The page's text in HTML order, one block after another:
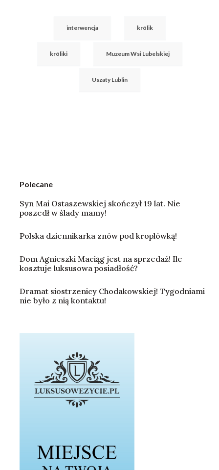
interwencja królik
króliki Muzeum Wsi Lubelskiej
Uszaty Lublin
Polecane
Syn Mai Ostaszewskiej skończył 19 lat. Nie
poszedł w ślady mamy!
Polska dziennikarka znów pod kroplówką!
Dom Agnieszki Maciąg jest na sprzedaż! Ile
kosztuje luksusowa posiadłość?
Dramat siostrzenicy Chodakowskiej! Tygodniami
nie było z nią kontaktu!